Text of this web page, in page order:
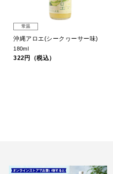
常温
沖縄アロエ(シークヮーサー味)
180ml
322円（税込）